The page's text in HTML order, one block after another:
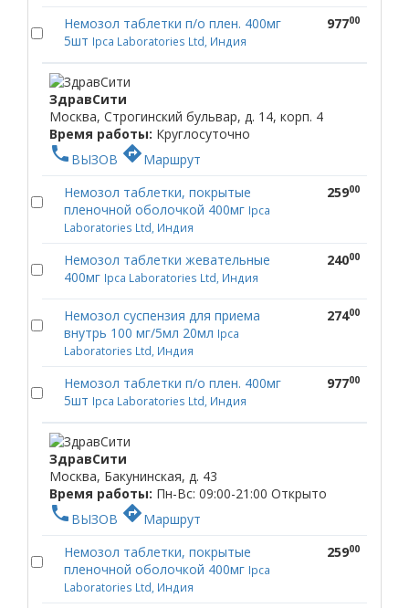
Немозол таблетки п/о плен. 400мг
5шт Ipca Laboratories Ltd, Индия
97700
ЗдравСити
Москва, Строгинский бульвар, д. 14, корп. 4
Время работы: Круглосуточно
phone ВЫЗОВ directionsМаршрут
Немозол таблетки, покрытые
пленочной оболочкой 400мг Ipca
Laboratories Ltd, Индия
25900
Немозол таблетки жевательные
400мг Ipca Laboratories Ltd, Индия
24000
Немозол суспензия для приема
внутрь 100 мг/5мл 20мл Ipca
Laboratories Ltd, Индия
27400
Немозол таблетки п/о плен. 400мг
5шт Ipca Laboratories Ltd, Индия
97700
ЗдравСити
Москва, Бакунинская, д. 43
Время работы: Пн-Вс: 09:00-21:00 Открыто
phone ВЫЗОВ directionsМаршрут
Немозол таблетки, покрытые
пленочной оболочкой 400мг Ipca
Laboratories Ltd, Индия
25900